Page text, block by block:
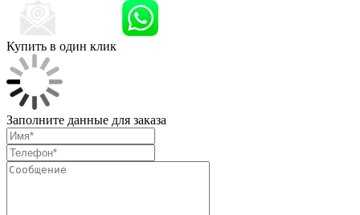
Купить в один клик
Заполните данные для заказа